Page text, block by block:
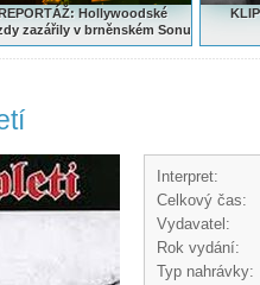
Hollywoodské
zazářily v brněnském Sonu
Interpret:
Celkový čas:
Vydavatel:
Rok vydání:
Typ nahrávky: